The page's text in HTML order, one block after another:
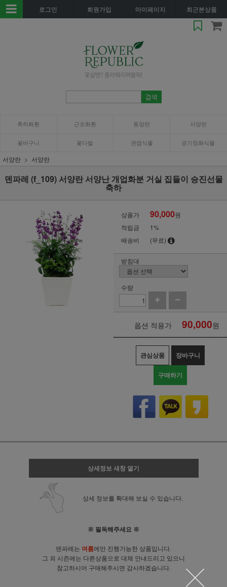
로그인 회원가입 마이페이지 최근본상품
축하화환 근조화환 동양란 서양란
꽃바구니 꽃다발 관엽식물 공기정화식물
서양란 서양란
덴파레 (f_109) 서양란 서양난 개업화분 거실 집들이 승진선물
축하
상품가 90,000원
적립금
1%
배송비
(무료)
받침대
수량
옵션 적용가 90,000원
관심상품 장바구니
구매하기
상세정보 새창 열기
상세 정보를 확대해 보실 수 있습니다.
※ 필독해주세요 ※
덴파레는 여름에만 진행가능한 상품입니다.
그 외 시즌에는 다른상품으로 대체 안내드리고 있으니
참고하시어 구매해주시면 감사하겠습니다.